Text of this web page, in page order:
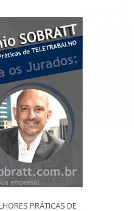
PRÁTICAS DE